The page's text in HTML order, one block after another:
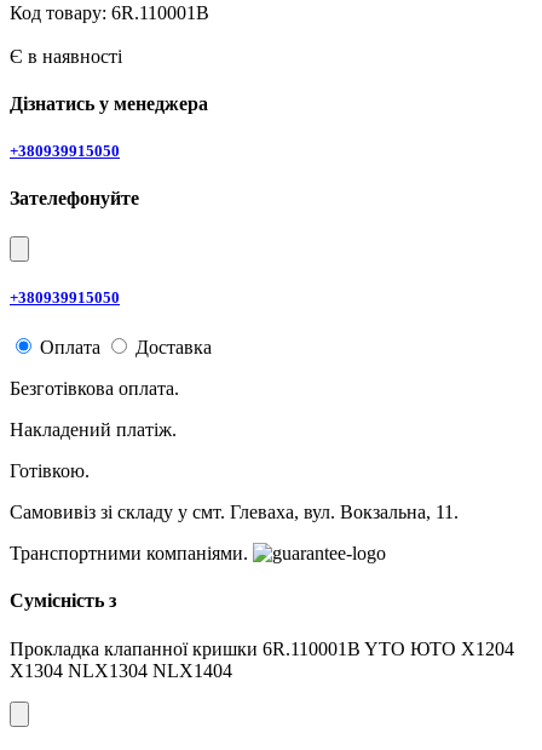
Код товару: 6R.110001B
Є в наявності
Дізнатись у менеджера
+380939915050
Зателефонуйте
+380939915050
Оплата
Доставка
Безготівкова оплата.
Накладений платіж.
Готівкою.
Самовивіз зі складу у смт. Глеваха, вул. Вокзальна, 11.
Транспортними компаніями.
Сумісність з
Прокладка клапанної кришки 6R.110001B YTO ЮТО X1204
X1304 NLX1304 NLX1404